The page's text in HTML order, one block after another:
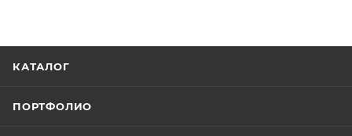
КАТАЛОГ
ПОРТФОЛИО